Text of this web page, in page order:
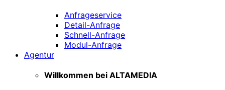
Anfrageservice
Detail-Anfrage
Schnell-Anfrage
Modul-Anfrage
Agentur
Willkommen bei ALTAMEDIA